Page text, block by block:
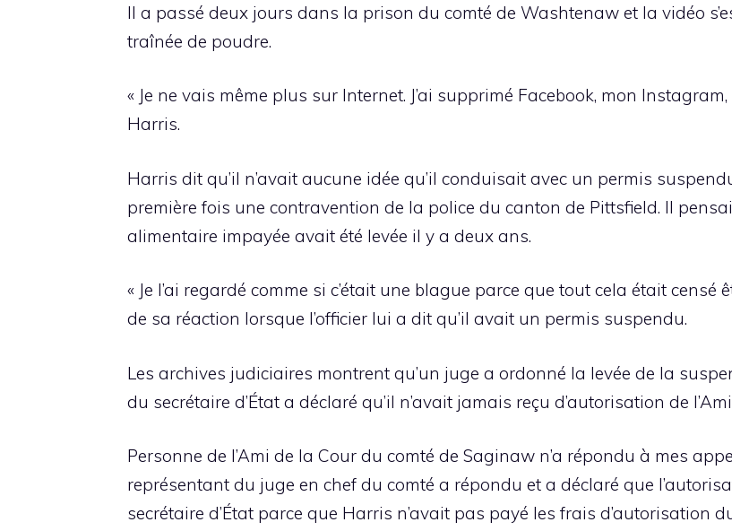
Il a passé deux jours dans la prison du comté de Washtenaw et la vidéo
traînée de poudre.
« Je ne vais même plus sur Internet. J’ai supprimé Facebook, mon
Harris.
Harris dit qu’il n’avait aucune idée qu’il conduisait avec un permis
première fois une contravention de la police du canton de Pittsfield. Il
alimentaire impayée avait été levée il y a deux ans.
« Je l’ai regardé comme si c’était une blague parce que tout cela était
de sa réaction lorsque l’officier lui a dit qu’il avait un permis suspendu.
Les archives judiciaires montrent qu’un juge a ordonné la levée de la
du secrétaire d’État a déclaré qu’il n’avait jamais reçu d’autorisation de
Personne de l’Ami de la Cour du comté de Saginaw n’a répondu à mes
représentant du juge en chef du comté a répondu et a déclaré que
secrétaire d’État parce que Harris n’avait pas payé les frais d’autorisation